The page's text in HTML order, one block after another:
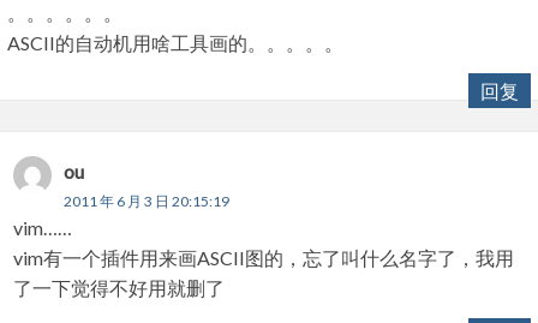
。。。。。。
ASCII的自动机用啥工具画的。。。。。
回复
ou
2011 年 6 月 3 日 20:15:19
vim……
vim有一个插件用来画ASCII图的，忘了叫什么名字了，我用
了一下觉得不好用就删了